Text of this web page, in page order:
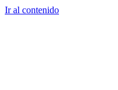
Ir al contenido